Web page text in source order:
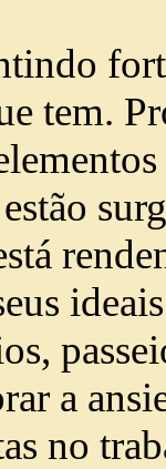
tem.
a
no